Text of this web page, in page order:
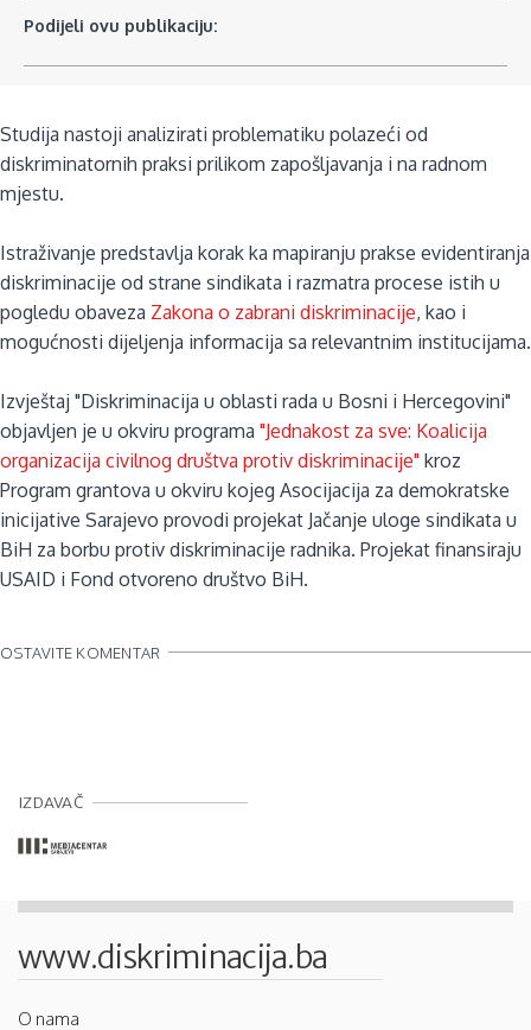
Podijeli ovu publikaciju:
Studija nastoji analizirati problematiku polazeći od
diskriminatornih praksi prilikom zapošljavanja i na radnom
mjestu.
Istraživanje predstavlja korak ka mapiranju prakse evidentiranja
diskriminacije od strane sindikata i razmatra procese istih u
pogledu obaveza Zakona o zabrani diskriminacije, kao i
mogućnosti dijeljenja informacija sa relevantnim institucijama.
Izvještaj "Diskriminacija u oblasti rada u Bosni i Hercegovini"
objavljen je u okviru programa "Jednakost za sve: Koalicija
organizacija civilnog društva protiv diskriminacije" kroz
Program grantova u okviru kojeg Asocijacija za demokratske
inicijative Sarajevo provodi projekat Jačanje uloge sindikata u
BiH za borbu protiv diskriminacije radnika. Projekat finansiraju
USAID i Fond otvoreno društvo BiH.
OSTAVITE KOMENTAR
IZDAVAČ
www.diskriminacija.ba
O nama